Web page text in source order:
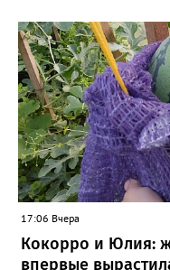
17:06 Вчера
Кокорро и Юлия:
впервые